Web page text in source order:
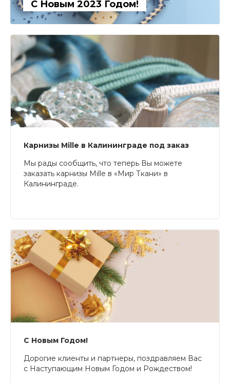
С Новым 2023 Годом!
Карнизы Mille в Калининграде под заказ
Мы рады сообщить, что теперь Вы можете
заказать карнизы Mille в «Мир Ткани» в
Калининграде.
С Новым Годом!
Дорогие клиенты и партнеры, поздравляем Вас
с Наступающим Новым Годом и Рождеством!